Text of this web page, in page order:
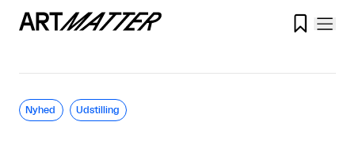

Nyhed Udstilling